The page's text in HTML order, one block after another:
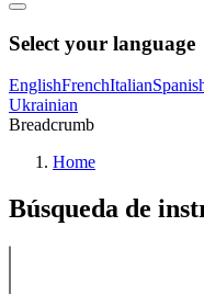
Select your language
EnglishFrenchItalian
Ukrainian
Breadcrumb
Home
Búsqueda de